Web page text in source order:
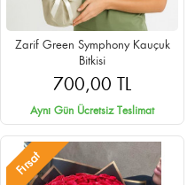
Zarif Green Symphony Kauçuk
Bitkisi
700,00 TL
Aynı Gün Ücretsiz Teslimat
Fırsat